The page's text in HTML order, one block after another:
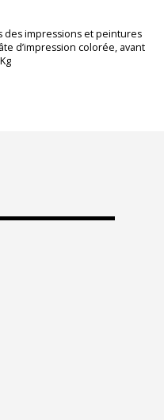
des impressions et peintures
d’impression colorée, avant